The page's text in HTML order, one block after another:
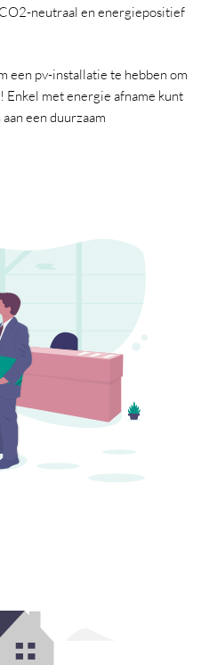
neutraal en energiepositief
een pv-installatie te hebben om
Enkel met energie afname kunt
een duurzaam